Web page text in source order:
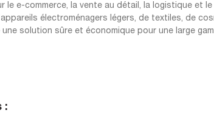
le e-commerce, la vente au détail, la logistique et
électroménagers légers, de textiles, de
solution sûre et économique pour une large
: